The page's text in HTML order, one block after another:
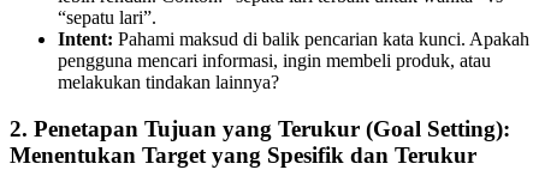
“sepatu lari”.
Intent: Pahami maksud di balik pencarian kata kunci. Apakah
pengguna mencari informasi, ingin membeli produk, atau
melakukan tindakan lainnya?
2. Penetapan Tujuan yang Terukur (Goal Setting):
Menentukan Target yang Spesifik dan Terukur